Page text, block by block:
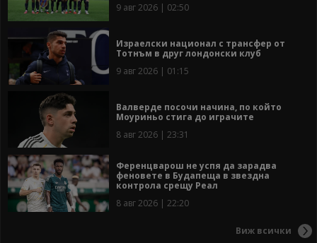
9 авг 2026 | 02:50
Израелски национал с трансфер от
Тотнъм в друг лондонски клуб
9 авг 2026 | 01:15
Валверде посочи начина, по който
Моуриньо стига до играчите
8 авг 2026 | 23:31
Ференцварош не успя да зарадва
феновете в Будапеща в звездна
контрола срещу Реал
8 авг 2026 | 22:20
Виж всички